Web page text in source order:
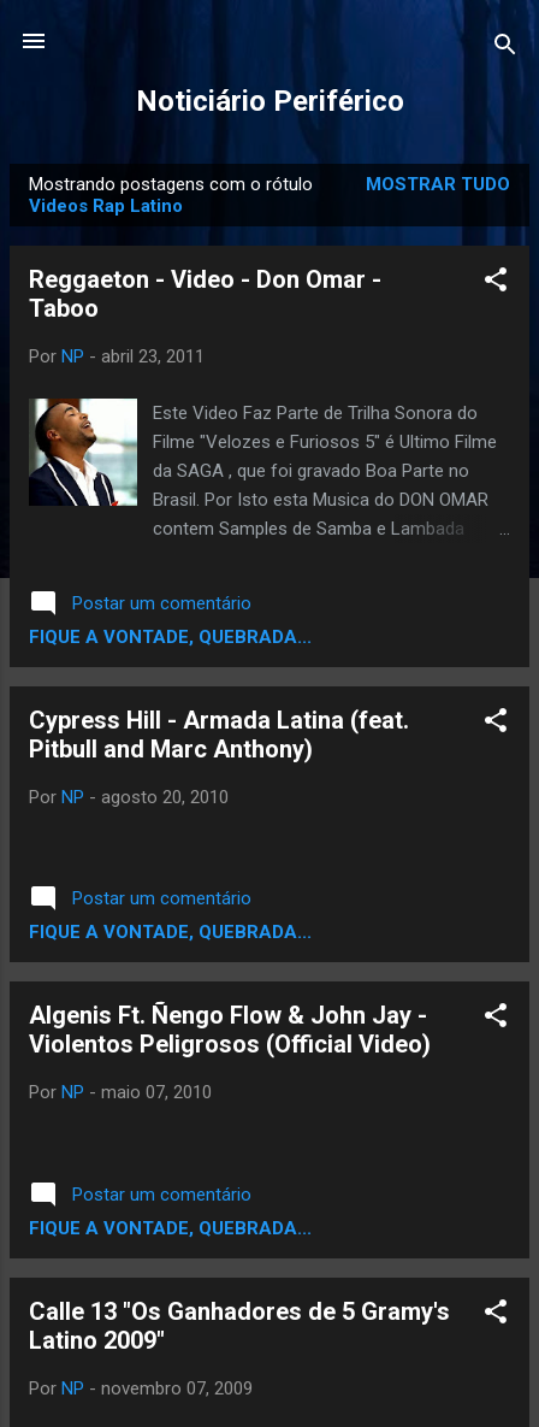
Noticiário Periférico
o
Mostrando postagens com o rótulo
Videos Rap Latino
MOSTRAR TUDO
Reggaeton - Video - Don Omar -
Taboo
Por NP - abril 23, 2011
Este Video Faz Parte de Trilha Sonora do
Filme "Velozes e Furiosos 5" é Ultimo Filme
da SAGA , que foi gravado Boa Parte no
Brasil. Por Isto esta Musica do DON OMAR
contem Samples de Samba e Lambada
do fim dos anos 80 começo dos 90.
Postar um comentário
FIQUE A VONTADE, QUEBRADA...
Cypress Hill - Armada Latina (feat.
Pitbull and Marc Anthony)
Por NP - agosto 20, 2010
Postar um comentário
FIQUE A VONTADE, QUEBRADA...
Algenis Ft. Ñengo Flow & John Jay -
Violentos Peligrosos (Official Video)
Por NP - maio 07, 2010
Postar um comentário
FIQUE A VONTADE, QUEBRADA...
Calle 13 "Os Ganhadores de 5 Gramy's
Latino 2009"
Por NP - novembro 07, 2009